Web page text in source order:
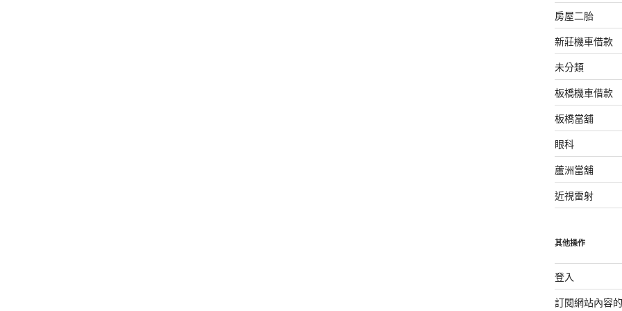
房屋二胎
新莊機車借款
未分類
板橋機車借款
板橋當舖
眼科
蘆洲當舖
近視雷射
其他操作
登入
訂閱網站內容